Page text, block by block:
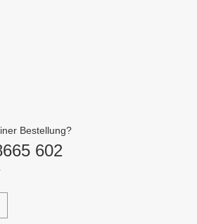
Bestellung?
602